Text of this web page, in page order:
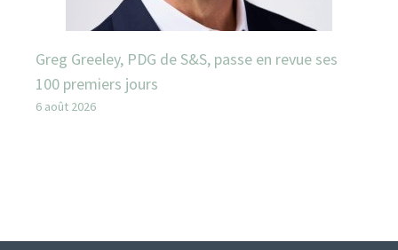
Greg Greeley, PDG de S&S, passe en revue ses
100 premiers jours
6 août 2026